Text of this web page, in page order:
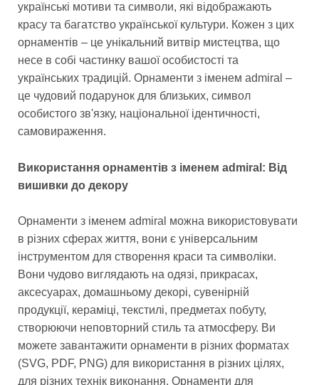
українські мотиви та символи, які відображають
красу та багатство української культури. Кожен з цих
орнаментів – це унікальний витвір мистецтва, що
несе в собі частинку вашої особистості та
українських традицій. Орнаменти з іменем admiral –
це чудовий подарунок для близьких, символ
особистого зв'язку, національної ідентичності,
самовираження.
Використання орнаментів з іменем admiral: Від
вишивки до декору
Орнаменти з іменем admiral можна використовувати
в різних сферах життя, вони є універсальним
інструментом для створення краси та символіки.
Вони чудово виглядають на одязі, прикрасах,
аксесуарах, домашньому декорі, сувенірній
продукції, кераміці, текстилі, предметах побуту,
створюючи неповторний стиль та атмосферу. Ви
можете завантажити орнаменти в різних форматах
(SVG, PDF, PNG) для використання в різних цілях,
для різних технік виконання. Орнаменти для